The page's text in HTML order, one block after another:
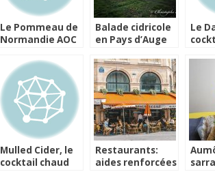
Le Pommeau de
Normandie AOC
Breuil
Balade cidricole
en Pays d’Auge
Le
Mulled Cider, le
cocktail chaud
Restaurants:
aides renforcées